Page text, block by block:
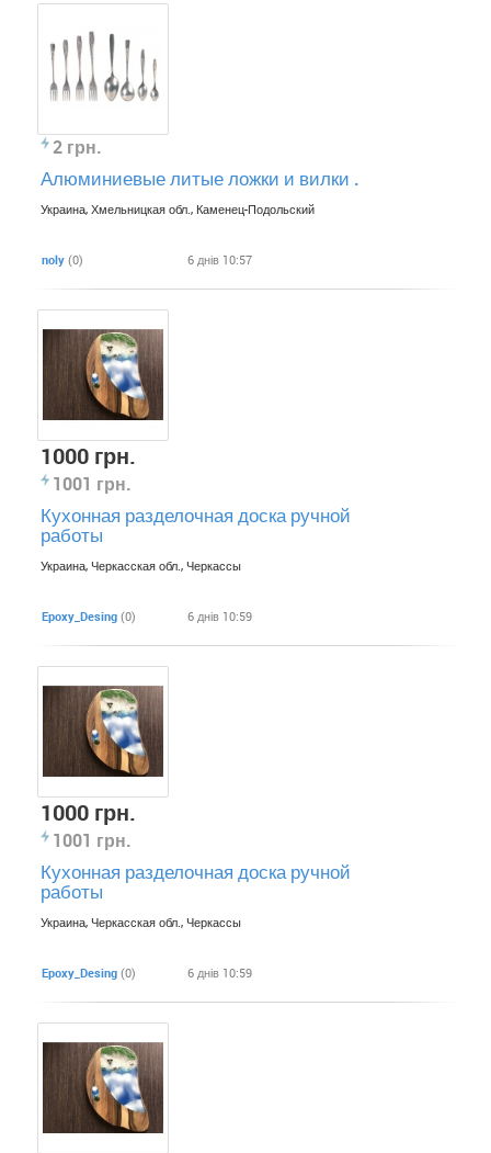
2 грн.
Алюминиевые литые ложки и вилки .
Украина, Хмельницкая обл., Каменец-Подольский
noly (0) 6 днів 10:57
1000 грн.
1001 грн.
Кухонная разделочная доска ручной
работы
Украина, Черкасская обл., Черкассы
Epoxy_Desing (0) 6 днів 10:59
1000 грн.
1001 грн.
Кухонная разделочная доска ручной
работы
Украина, Черкасская обл., Черкассы
Epoxy_Desing (0) 6 днів 10:59